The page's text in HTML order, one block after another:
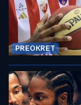
PREOKRET